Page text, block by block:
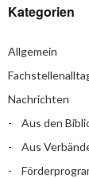
Kategorien
Allgemein
Nachrichten
Aus den
Aus